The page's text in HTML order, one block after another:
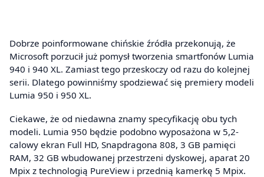
Dobrze poinformowane chińskie źródła przekonują, że
Microsoft porzucił już pomysł tworzenia smartfonów Lumia
940 i 940 XL. Zamiast tego przeskoczy od razu do kolejnej
serii. Dlatego powinniśmy spodziewać się premiery modeli
Lumia 950 i 950 XL.
Ciekawe, że od niedawna znamy specyfikację obu tych
modeli. Lumia 950 będzie podobno wyposażona w 5,2-
calowy ekran Full HD, Snapdragona 808, 3 GB pamięci
RAM, 32 GB wbudowanej przestrzeni dyskowej, aparat 20
Mpix z technologią PureView i przednią kamerkę 5 Mpix.